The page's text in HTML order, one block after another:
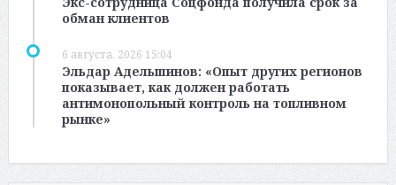
обман клиентов
6 августа, 2026 15:04
Эльдар Адельшинов: «Опыт других регионов
показывает, как должен работать
антимонопольный контроль на топливном
рынке»